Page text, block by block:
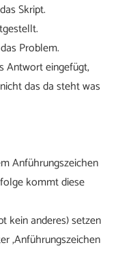
Skript.
Problem.
Antwort eingefügt,
das da steht was
Anführungszeichen
kommt diese
kein anderes) setzen
,Anführungszeichen